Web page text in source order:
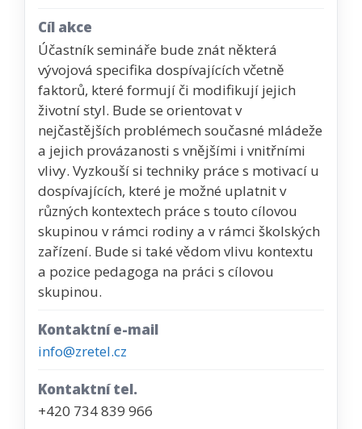
Cíl akce
Účastník semináře bude znát některá
vývojová specifika dospívajících včetně
faktorů, které formují či modifikují jejich
životní styl. Bude se orientovat v
nejčastějších problémech současné mládeže
a jejich provázanosti s vnějšími i vnitřními
vlivy. Vyzkouší si techniky práce s motivací u
dospívajících, které je možné uplatnit v
různých kontextech práce s touto cílovou
skupinou v rámci rodiny a v rámci školských
zařízení. Bude si také vědom vlivu kontextu
a pozice pedagoga na práci s cílovou
skupinou.
Kontaktní e-mail
info@zretel.cz
Kontaktní tel.
+420 734 839 966